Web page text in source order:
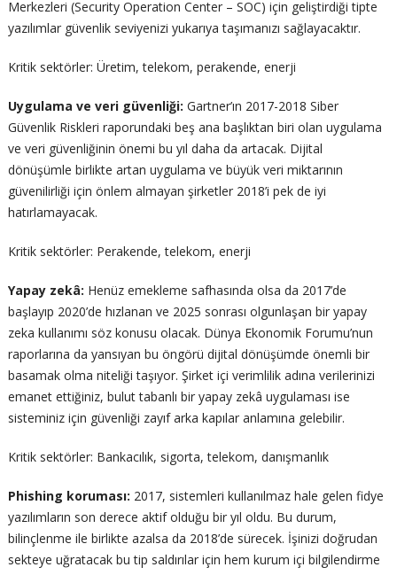
Merkezleri (Security Operation Center – SOC) için geliştirdiği tipte
yazılımlar güvenlik seviyenizi yukarıya taşımanızı sağlayacaktır.
Kritik sektörler: Üretim, telekom, perakende, enerji
Uygulama ve veri güvenliği: Gartner’ın 2017-2018 Siber
Güvenlik Riskleri raporundaki beş ana başlıktan biri olan uygulama
ve veri güvenliğinin önemi bu yıl daha da artacak. Dijital
dönüşümle birlikte artan uygulama ve büyük veri miktarının
güvenilirliği için önlem almayan şirketler 2018’i pek de iyi
hatırlamayacak.
Kritik sektörler: Perakende, telekom, enerji
Yapay zekâ: Henüz emekleme safhasında olsa da 2017’de
başlayıp 2020’de hızlanan ve 2025 sonrası olgunlaşan bir yapay
zeka kullanımı söz konusu olacak. Dünya Ekonomik Forumu’nun
raporlarına da yansıyan bu öngörü dijital dönüşümde önemli bir
basamak olma niteliği taşıyor. Şirket içi verimlilik adına verilerinizi
emanet ettiğiniz, bulut tabanlı bir yapay zekâ uygulaması ise
sisteminiz için güvenliği zayıf arka kapılar anlamına gelebilir.
Kritik sektörler: Bankacılık, sigorta, telekom, danışmanlık
Phishing koruması: 2017, sistemleri kullanılmaz hale gelen fidye
yazılımların son derece aktif olduğu bir yıl oldu. Bu durum,
bilinçlenme ile birlikte azalsa da 2018’de sürecek. İşinizi doğrudan
sekteye uğratacak bu tip saldırılar için hem kurum içi bilgilendirme